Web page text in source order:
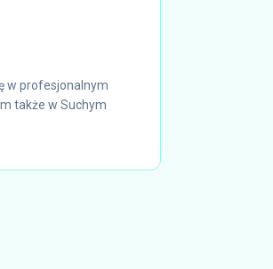
w profesjonalnym
także w Suchym